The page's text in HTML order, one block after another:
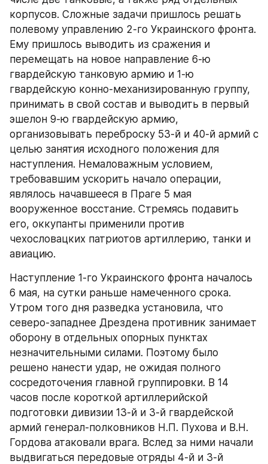
корпусов. Сложные задачи пришлось решать
полевому управлению 2-го Украинского фронта.
Ему пришлось выводить из сражения и
перемещать на новое направление 6-ю
гвардейскую танковую армию и 1-ю
гвардейскую конно-механизированную группу,
принимать в свой состав и выводить в первый
эшелон 9-ю гвардейскую армию,
организовывать переброску 53-й и 40-й армий с
целью занятия исходного положения для
наступления. Немаловажным условием,
требовавшим ускорить начало операции,
являлось начавшееся в Праге 5 мая
вооруженное восстание. Стремясь подавить
его, оккупанты применили против
чехословацких патриотов артиллерию, танки и
авиацию.
Наступление 1-го Украинского фронта началось
6 мая, на сутки раньше намеченного срока.
Утром того дня разведка установила, что
северо-западнее Дрездена противник занимает
оборону в отдельных опорных пунктах
незначительными силами. Поэтому было
решено нанести удар, не ожидая полного
сосредоточения главной группировки. В 14
часов после короткой артиллерийской
подготовки дивизии 13-й и 3-й гвардейской
армий генерал-полковников Н.П. Пухова и В.Н.
Гордова атаковали врага. Вслед за ними начали
выдвигаться передовые отряды 4-й и 3-й